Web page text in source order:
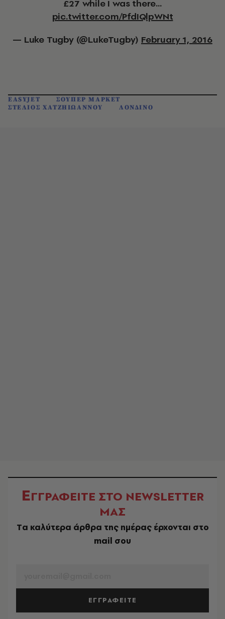
£27 while I was there...
pic.twitter.com/PfdIQlpWNt
— Luke Tugby (@LukeTugby) February 1, 2016
EASYJET
ΣΟΥΠΕΡ ΜΑΡΚΕΤ
ΣΤΕΛΙΟΣ ΧΑΤΖΗΙΩΑΝΝΟΥ
ΛΟΝΔΙΝΟ
ΕΓΓΡΑΦΕΙΤΕ ΣΤΟ NEWSLETTER
ΜΑΣ
Tα καλύτερα άρθρα της ημέρας έρχονται στο
mail σου
ΕΓΓΡΑΦΕΙΤΕ